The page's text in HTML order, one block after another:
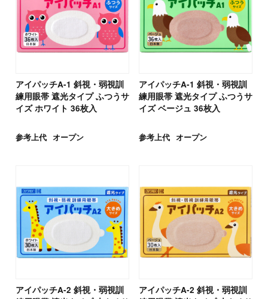
アイパッチA-1 斜視・弱視訓
練用眼帯 遮光タイプ ふつうサ
イズ ホワイト 36枚入
参考上代 オープン
アイパッチA-1 斜視・弱視訓
練用眼帯 遮光タイプ ふつうサ
イズ ベージュ 36枚入
参考上代 オープン
アイパッチA-2 斜視・弱視訓
アイパッチA-2 斜視・弱視訓